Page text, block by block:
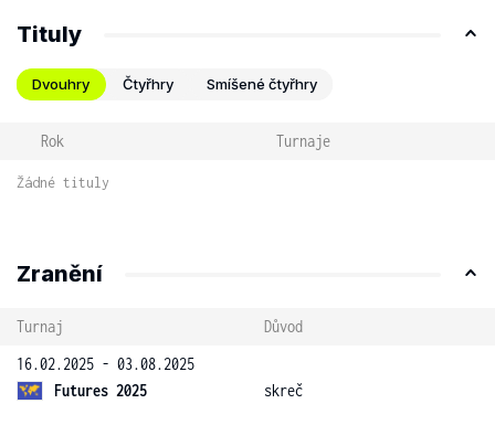
Tituly
Dvouhry Čtyřhry Smíšené čtyřhry
Rok Turnaje
Žádné tituly
Zranění
Turnaj
Důvod
16.02.2025 - 03.08.2025
Futures 2025
skreč